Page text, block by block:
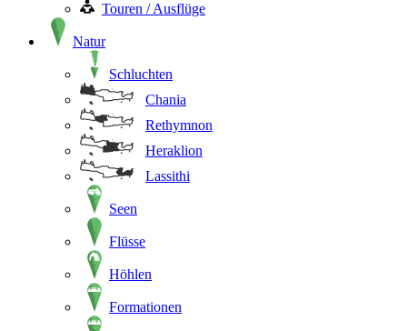
Touren / Ausflüge
Natur
Schluchten
Chania
Rethymnon
Heraklion
Lassithi
Seen
Flüsse
Höhlen
Formationen